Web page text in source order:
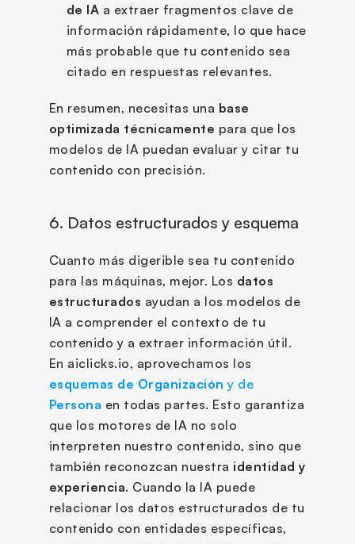
de IA a extraer fragmentos clave de
información rápidamente, lo que hace
más probable que tu contenido sea
citado en respuestas relevantes.
En resumen, necesitas una base
optimizada técnicamente para que los
modelos de IA puedan evaluar y citar tu
contenido con precisión.
6. Datos estructurados y esquema
Cuanto más digerible sea tu contenido
para las máquinas, mejor. Los datos
estructurados ayudan a los modelos de
IA a comprender el contexto de tu
contenido y a extraer información útil.
esquemas de Organización
Persona en todas partes. Esto garantiza
que los motores de IA no solo
interpreten nuestro contenido, sino que
también reconozcan nuestra identidad y
experiencia. Cuando la IA puede
relacionar los datos estructurados de tu
contenido con entidades específicas,